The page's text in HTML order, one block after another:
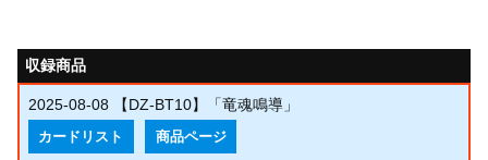
収録商品
2025-08-08 【DZ-BT10】「竜魂鳴導」
カードリスト 商品ページ